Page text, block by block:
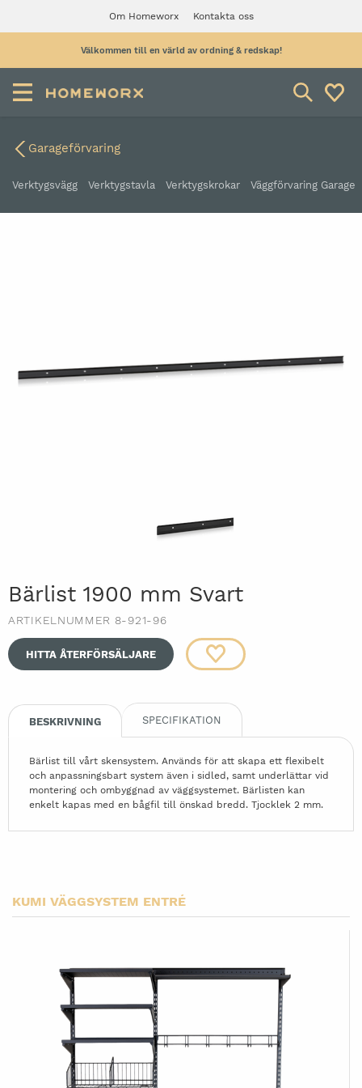
Om Homeworx Kontakta oss
Välkommen till en värld av ordning & redskap!
Garageförvaring
Verktygsvägg Verktygstavla Verktygskrokar Väggförvaring Garage
Bärlist 1900 mm Svart
ARTIKELNUMMER 8-921-96
HITTA ÅTERFÖRSÄLJARE
BESKRIVNING SPECIFIKATION
Bärlist till vårt skensystem. Används för att skapa ett flexibelt
och anpassningsbart system även i sidled, samt underlättar vid
montering och ombyggnad av väggsystemet. Bärlisten kan
enkelt kapas med en bågfil till önskad bredd. Tjocklek 2 mm.
KUMI VÄGGSYSTEM ENTRÉ